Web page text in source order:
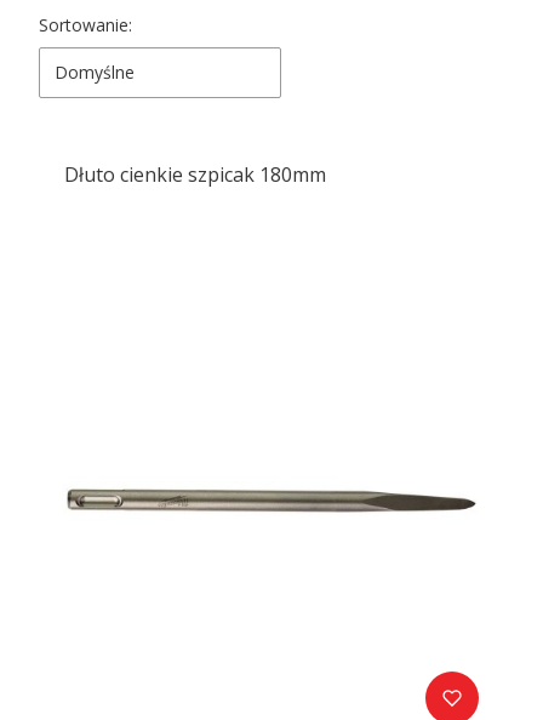
Lista produktów
Sortowanie:
Domyślne
Dłuto cienkie szpicak 180mm